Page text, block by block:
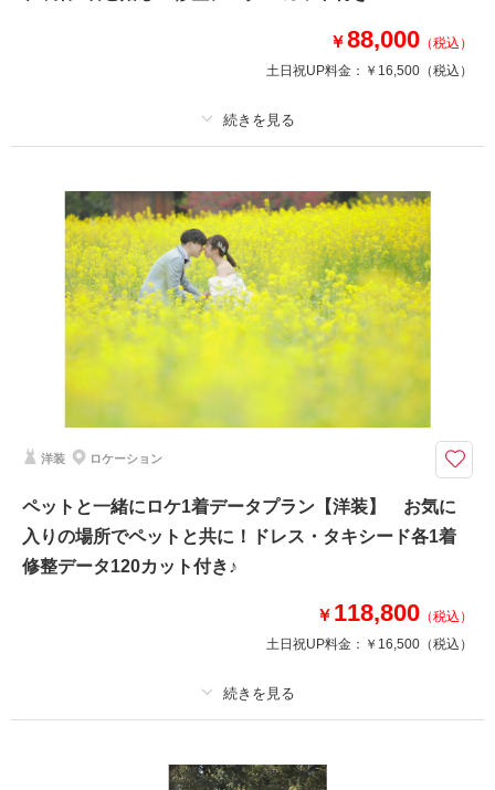
を確認する
￥88,000 （税込）
土日祝UP料金： ￥16,500 （税込）
撮影料 新婦衣装1着 新郎衣装1着
着付け ヘアメイク 小物一式
アルバム データ 80 カット 台紙付写真
衣装追加 会食 挙式
家族と撮影 家族用衣装レンタル ペットと撮影
大切なペットも一緒におしゃれなスタジオで和装を着てお撮影♬
付いたスタジオフォトプラン♪おふたりのみの撮影はもちろん、大切なペッ
相談予約する 撮影日の空き
洋装 ロケーション
ペットと一緒にロケ1着データプラン【洋装】 お気に
入りの場所でペットと共に！ドレス・タキシード各1着
修整データ120カット付き♪
￥ 118,800 （税込）
土日祝UP料金： ￥16,500 （税込）
新婦衣装1着